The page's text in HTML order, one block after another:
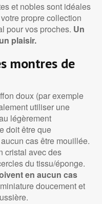
et nobles sont idéales
propre collection
pour vos proches. Un
plaisir.
montres de
doux (par exemple
utiliser une
légèrement
doit être que
cas être mouillée.
cristal avec des
du tissu/éponge.
en aucun cas
doucement et